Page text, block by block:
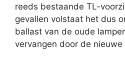
reeds bestaande TL-
gevallen volstaat het dus
ballast van de oude
vervangen door de nieuwe